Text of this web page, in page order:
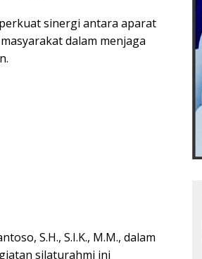
sinergi antara aparat
dalam menjaga
S.H., S.I.K., M.M., dalam
silaturahmi ini